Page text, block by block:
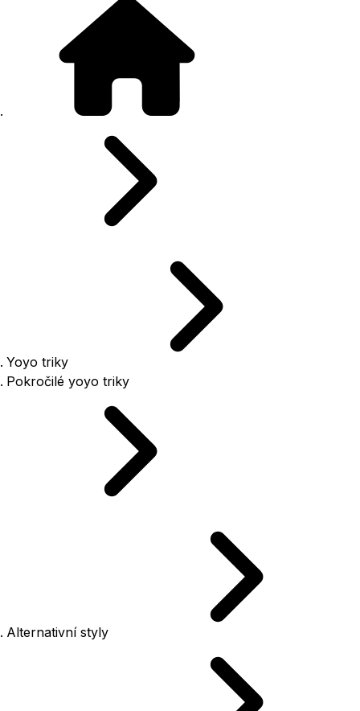
Yoyo triky
Pokročilé yoyo triky
Alternativní styly